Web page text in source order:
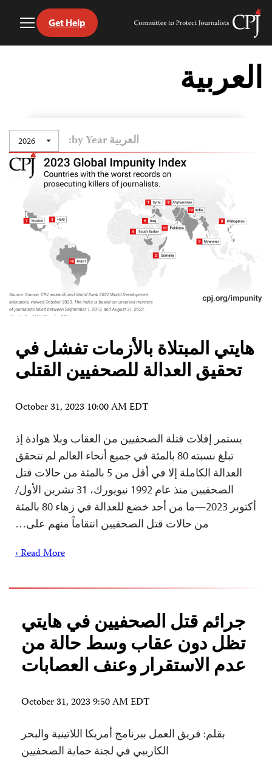
Skip
content
Committee
Get Help
العربية
العربية by Year: 2026
هايتي المبتلاة بالأزمات تفشل في
تحقيق العدالة للصحفيين القتلى
October 31, 2023 10:00 AM EDT
يستمر إفلات قتلة الصحفيين من العقاب وبلا هوادة إذ
تبلغ نسبته 80 بالمئة في جميع أنحاء العالم لم تتحقق
العدالة الكاملة إلا في أقل من 5 بالمئة من حالات قتل
الصحفيين منذ عام 1992 نيويورك، 31 تشرين الأول/
أكتوبر 2023—ما من أحد خضع للعدالة في زهاء 80 بالمئة
من حالات قتل الصحفيين انتقاماً منهم على…
Read More ›
جرائم قتل الصحفيين في هايتي
تظل دون عقاب وسط حالة من
عدم الاستقرار وعنف العصابات
October 31, 2023 9:50 AM EDT
بقلم: فريق العمل ببرنامج أمريكا اللاتينية والبحر
الكاريبي في لجنة حماية الصحفيين